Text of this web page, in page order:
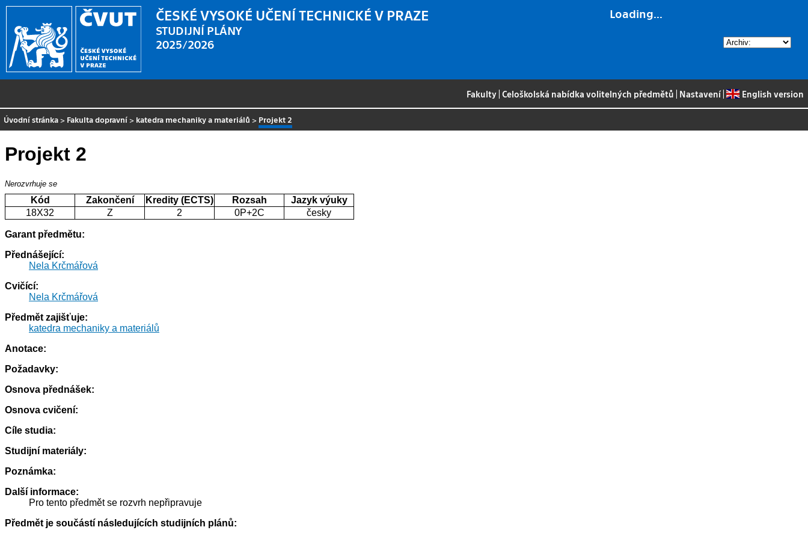
Loading...
ČESKÉ VYSOKÉ UČENÍ TECHNICKÉ V PRAZE
STUDIJNÍ PLÁNY
2025/2026
Fakulty |Celoškolská nabídka volitelných předmětů Nastavení| English version
Úvodní stránka > Fakulta dopravní > katedra mechaniky a materiálů > Projekt 2
Projekt 2
Nerozvrhuje se
Kód Zakončení Kredity (ECTS) Rozsah
Jazyk výuky
18X32
Z 2 0P+2C česky
Garant předmětu:
Přednášející:
Nela Krčmářová
Cvičící:
Nela Krčmářová
Předmět zajišťuje:
katedra mechaniky a materiálů
Anotace:
Požadavky:
Osnova přednášek:
Osnova cvičení:
Cíle studia:
Studijní materiály:
Poznámka:
Další informace:
Pro tento předmět se rozvrh nepřipravuje
Předmět je součástí následujících studijních plánů: